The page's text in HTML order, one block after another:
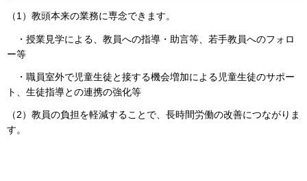
（1）教頭本来の業務に専念できます。
・授業見学による、教員への指導・助言等、若手教員へのフォロ
ー等
・職員室外で児童生徒と接する機会増加による児童生徒のサポー
ト、生徒指導との連携の強化等
（2）教員の負担を軽減することで、長時間労働の改善につながりま
す。